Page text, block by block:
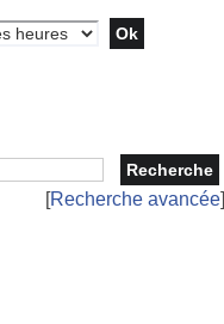
[Recherche avancée]